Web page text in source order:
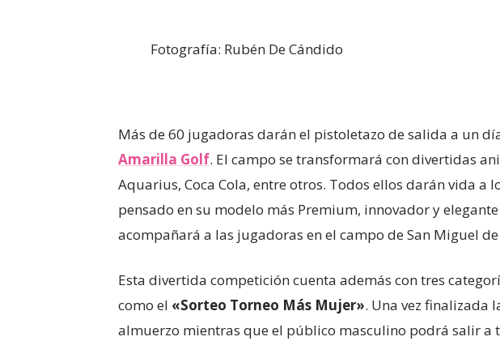
Fotografía: Rubén De Cándido
Más de 60 jugadoras darán el pistoletazo de salida a un
Amarilla Golf. El campo se transformará con divertidas
Aquarius, Coca Cola, entre otros. Todos ellos darán vida
pensado en su modelo más Premium, innovador y
acompañará a las jugadoras en el campo de San Miguel
Esta divertida competición cuenta además con tres
como el «Sorteo Torneo Más Mujer». Una vez finalizada
almuerzo mientras que el público masculino podrá salir